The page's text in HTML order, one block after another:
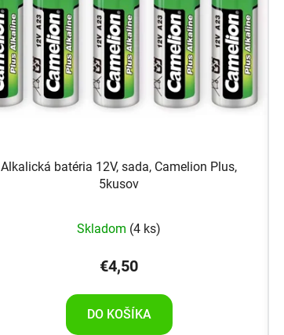
Alkalická batéria 12V, sada, Camelion Plus,
5kusov
Skladom (4 ks)
€4,50
DO KOŠÍKA